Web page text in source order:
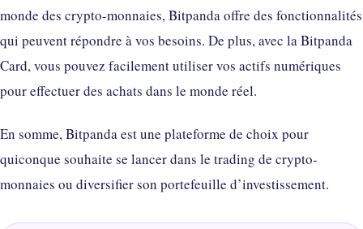
monde des crypto-monnaies, Bitpanda offre des fonctionnalités
qui peuvent répondre à vos besoins. De plus, avec la Bitpanda
Card, vous pouvez facilement utiliser vos actifs numériques
pour effectuer des achats dans le monde réel.
En somme, Bitpanda est une plateforme de choix pour
quiconque souhaite se lancer dans le trading de crypto-
monnaies ou diversifier son portefeuille d’investissement.